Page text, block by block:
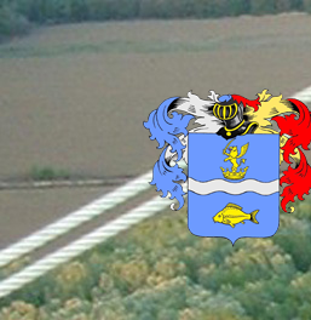
Ugrás a tartalomra